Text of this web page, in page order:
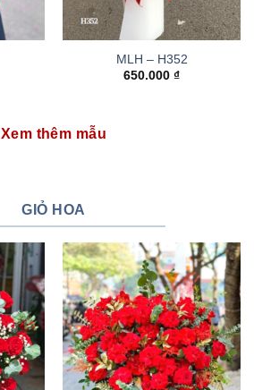
MLH – H352
650.000 ₫
Xem thêm mẫu
GIỎ HOA